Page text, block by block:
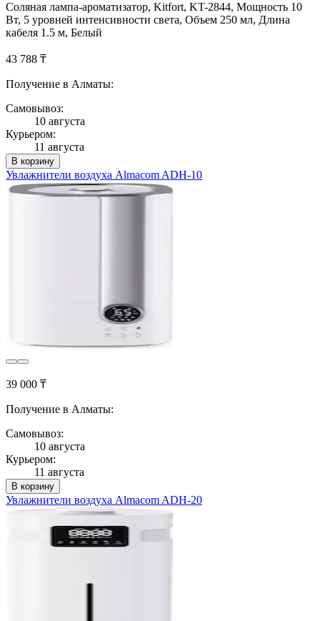
Соляная лампа-ароматизатор, Kitfort, KT-2844, Мощность 10
Вт, 5 уровней интенсивности света, Объем 250 мл, Длина
кабеля 1.5 м, Белый
43 788 ₸
Получение в Алматы:
Самовывоз:
10 августа
Курьером:
11 августа
В корзину
Увлажнители воздуха Almacom ADH-10
39 000 ₸
Получение в Алматы:
Самовывоз:
10 августа
Курьером:
11 августа
В корзину
Увлажнители воздуха Almacom ADH-20